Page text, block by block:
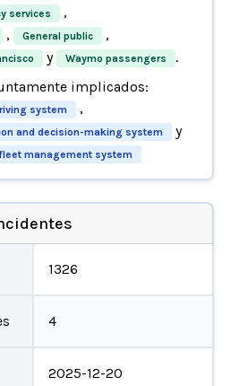
services ,
, General public ,
y Waymo passengers
.
implicados:
system ,
and decision-making system y
management system
1326
4
2025-12-20